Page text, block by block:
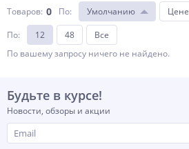
Товаров: 0 По: Умолчанию Цене
По: 12 48
Все
По вашему запросу ничего не найдено.
Будьте в курсе!
Новости, обзоры и акции